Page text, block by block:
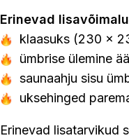
Erinevad
klaasuks (230 x
ümbrise ülemine
saunaahju sisu
uksehinged
Erinevad lisatarvikud